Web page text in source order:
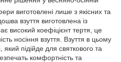
виготовлені лише з якісних та
взуття виготовлена із
високий коефіцієнт тертя, це
носіння взуття. Взуття в цьому
підійде для святкового та
комфортність та